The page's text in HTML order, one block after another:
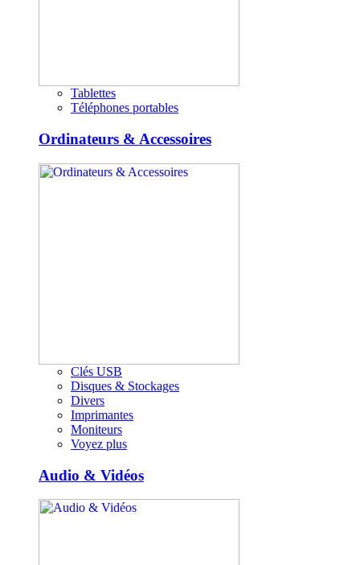
Tablettes
Téléphones portables
Ordinateurs & Accessoires
Clés USB
Disques & Stockages
Divers
Imprimantes
Moniteurs
Voyez plus
Audio & Vidéos